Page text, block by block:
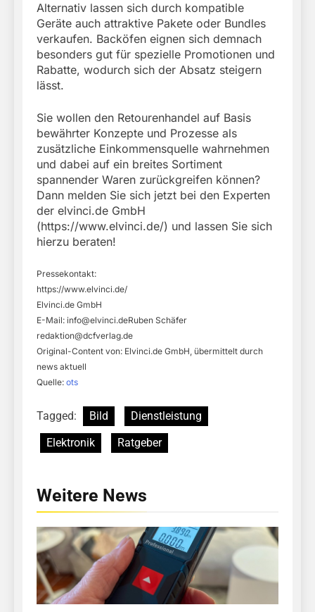
Alternativ lassen sich durch kompatible
Geräte auch attraktive Pakete oder Bundles
verkaufen. Backöfen eignen sich demnach
besonders gut für spezielle Promotionen und
Rabatte, wodurch sich der Absatz steigern
lässt.
Sie wollen den Retourenhandel auf Basis
bewährter Konzepte und Prozesse als
zusätzliche Einkommensquelle wahrnehmen
und dabei auf ein breites Sortiment
spannender Waren zurückgreifen können?
Dann melden Sie sich jetzt bei den Experten
der elvinci.de GmbH
(https://www.elvinci.de/) und lassen Sie sich
hierzu beraten!
Pressekontakt:
https://www.elvinci.de/
Elvinci.de GmbH
E-Mail: info@elvinci.deRuben Schäfer
redaktion@dcfverlag.de
Original-Content von: Elvinci.de GmbH, übermittelt durch
news aktuell
Quelle: ots
Tagged: Bild
Dienstleistung
Elektronik
Ratgeber
Weitere News